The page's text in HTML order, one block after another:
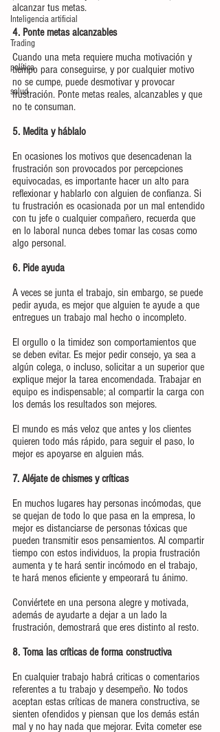
Inteligencia artificial
Trading
política
salud
alcanzar tus metas.
4. Ponte metas alcanzables
Cuando una meta requiere mucha motivación y
tiempo para conseguirse, y por cualquier motivo
no se cumpe, puede desmotivar y provocar
frustración. Ponte metas reales, alcanzables y que
no te consuman.
5. Medita y háblalo
En ocasiones los motivos que desencadenan la
frustración son provocados por percepciones
equivocadas, es importante hacer un alto para
reflexionar y hablarlo con alguien de confianza. Si
tu frustración es ocasionada por un mal entendido
con tu jefe o cualquier compañero, recuerda que
en lo laboral nunca debes tomar las cosas como
algo personal.
6. Pide ayuda
A veces se junta el trabajo, sin embargo, se puede
pedir ayuda, es mejor que alguien te ayude a que
entregues un trabajo mal hecho o incompleto.
El orgullo o la timidez son comportamientos que
se deben evitar. Es mejor pedir consejo, ya sea a
algún colega, o incluso, solicitar a un superior que
explique mejor la tarea encomendada. Trabajar en
equipo es indispensable; al compartir la carga con
los demás los resultados son mejores.
El mundo es más veloz que antes y los clientes
quieren todo más rápido, para seguir el paso, lo
mejor es apoyarse en alguien más.
7. Aléjate de chismes y críticas
En muchos lugares hay personas incómodas, que
se quejan de todo lo que pasa en la empresa, lo
mejor es distanciarse de personas tóxicas que
pueden transmitir esos pensamientos. Al compartir
tiempo con estos individuos, la propia frustración
aumenta y te hará sentir incómodo en el trabajo,
te hará menos eficiente y empeorará tu ánimo.
Conviértete en una persona alegre y motivada,
además de ayudarte a dejar a un lado la
frustración, demostrará que eres distinto al resto.
8. Toma las críticas de forma constructiva
En cualquier trabajo habrá criticas o comentarios
referentes a tu trabajo y desempeño. No todos
aceptan estas críticas de manera constructiva, se
sienten ofendidos y piensan que los demás están
mal y no hay nada que mejorar. Evita cometer ese